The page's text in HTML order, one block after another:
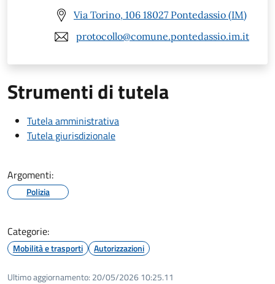
Via Torino, 106 18027 Pontedassio (IM)
protocollo@comune.pontedassio.im.it
Strumenti di tutela
Tutela amministrativa
Tutela giurisdizionale
Argomenti:
Polizia
Categorie:
Mobilità e trasporti Autorizzazioni
Ultimo aggiornamento: 20/05/2026 10:25.11